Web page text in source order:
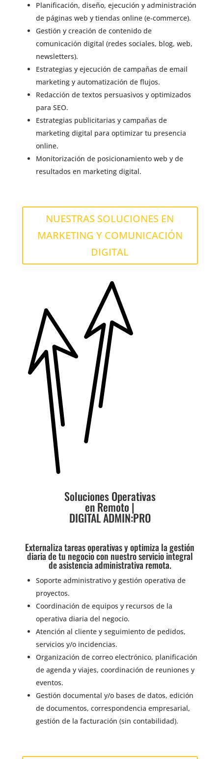
Planificación, diseño, ejecución y administración
de páginas web y tiendas online (e-commerce).
Gestión y creación de contenido de
comunicación digital (redes sociales, blog, web,
newsletters).
Estrategias y ejecución de campañas de email
marketing y automatización de flujos.
Redacción de textos persuasivos y optimizados
para SEO.
Estrategias publicitarias y campañas de
marketing digital para optimizar tu presencia
online.
Monitorización de posicionamiento web y de
resultados en marketing digital.
NUESTRAS SOLUCIONES EN
MARKETING Y COMUNICACIÓN
DIGITAL
Soluciones Operativas
en Remoto |
DIGITAL ADMIN:PRO
Externaliza tareas operativas y optimiza la gestión
diaria de tu negocio con nuestro servicio integral
de asistencia administrativa remota.
Soporte administrativo y gestión operativa de
proyectos.
Coordinación de equipos y recursos de la
operativa diaria del negocio.
Atención al cliente y seguimiento de pedidos,
servicios y/o incidencias.
Organización de correo electrónico, planificación
de agenda y viajes, coordinación de reuniones y
eventos.
Gestión documental y/o bases de datos, edición
de documentos, correspondencia empresarial,
gestión de la facturación (sin contabilidad).